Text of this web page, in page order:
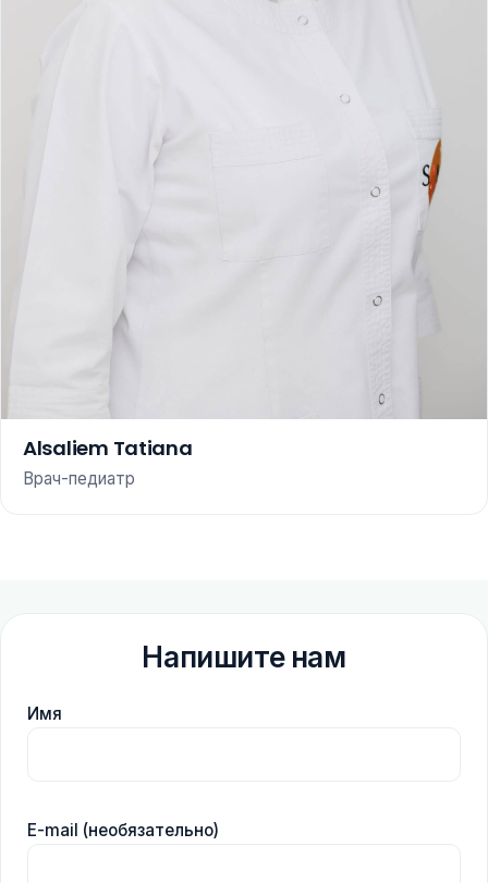
Alsaliem Tatiana
Врач-педиатр
Напишите нам
Имя
E-mail (необязательно)